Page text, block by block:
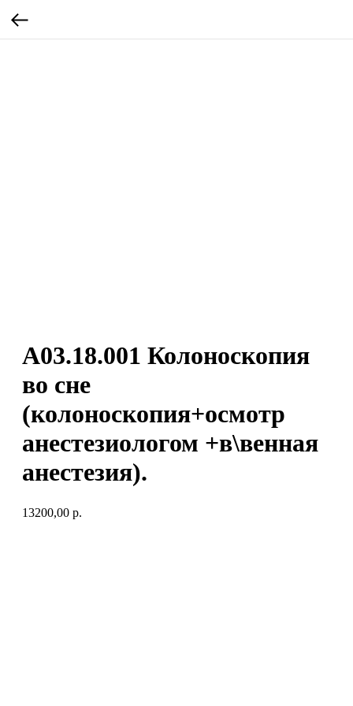
А03.18.001 Колоноскопия
во сне
(колоноскопия+осмотр
анестезиологом +в\венная
анестезия).
13200,00 р.